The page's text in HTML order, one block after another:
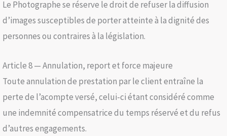
Le Photographe se réserve le droit de refuser la diffusion
d’images susceptibles de porter atteinte à la dignité des
personnes ou contraires à la législation.
Article 8 — Annulation, report et force majeure
Toute annulation de prestation par le client entraîne la
perte de l’acompte versé, celui-ci étant considéré comme
une indemnité compensatrice du temps réservé et du refus
d’autres engagements.